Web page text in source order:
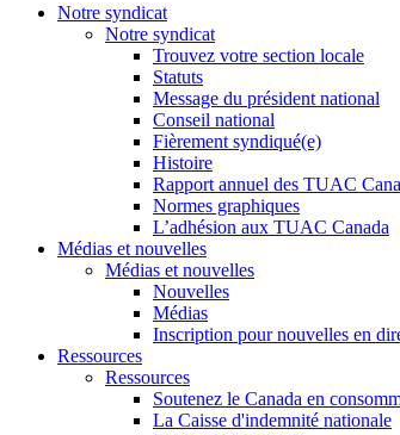
Notre syndicat
Notre syndicat
Trouvez votre section locale
Statuts
Message du président national
Conseil national
Fièrement syndiqué(e)
Histoire
Rapport annuel des TUAC
Normes graphiques
L’adhésion aux TUAC Canada
Médias et nouvelles
Médias et nouvelles
Nouvelles
Médias
Inscription pour nouvelles en
Ressources
Ressources
Soutenez le Canada en
La Caisse d'indemnité nationale